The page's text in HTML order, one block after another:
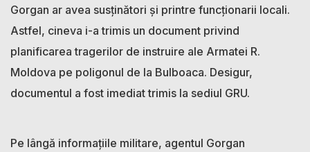
Gorgan ar avea susținători și printre funcționarii locali.
Astfel, cineva i-a trimis un document privind
planificarea tragerilor de instruire ale Armatei R.
Moldova pe poligonul de la Bulboaca. Desigur,
documentul a fost imediat trimis la sediul GRU.
Pe lângă informațiile militare, agentul Gorgan